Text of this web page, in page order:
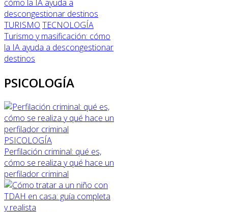
TURISMO TECNOLOGÍA
Turismo y masificación: cómo
la IA ayuda a descongestionar
destinos
PSICOLOGÍA
PSICOLOGÍA
Perfilación criminal: qué es,
cómo se realiza y qué hace un
perfilador criminal